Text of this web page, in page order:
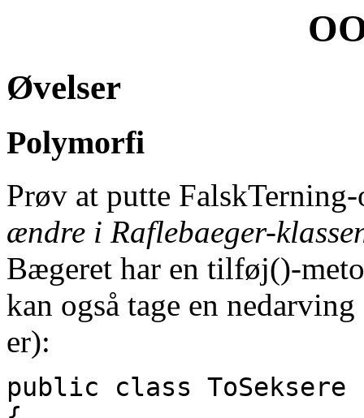
Øvelser
Polymorfi
Prøv at putte
ændre i Raflebaeger-
Bægeret har en tilføj()-
kan også tage en
er):
public class ToSeksere